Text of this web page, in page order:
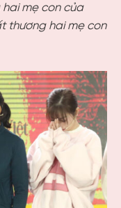
mẹ con của
thương hai mẹ con